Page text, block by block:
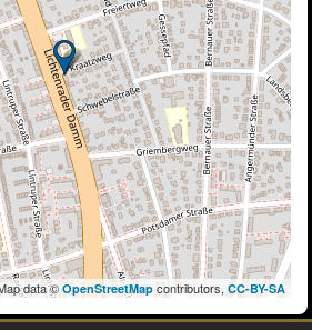
data © OpenStreetMapcontributors, CC-BY-SA